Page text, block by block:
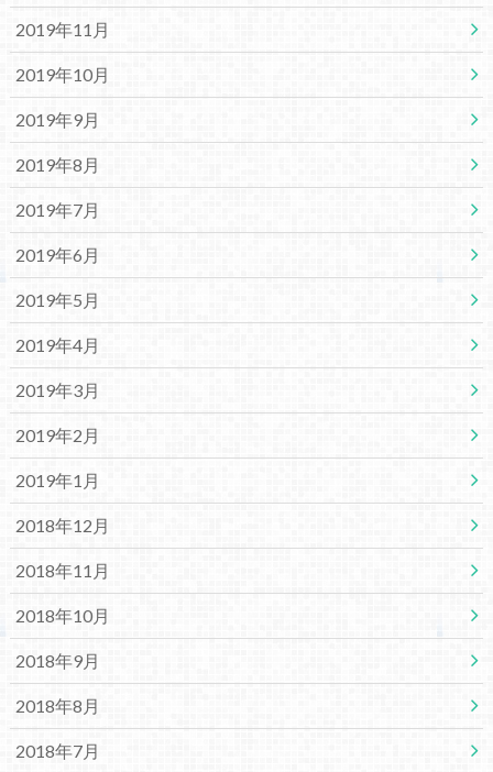
2019年11月
2019年10月
2019年9月
2019年8月
2019年7月
2019年6月
2019年5月
2019年4月
2019年3月
2019年2月
2019年1月
2018年12月
2018年11月
2018年10月
2018年9月
2018年8月
2018年7月